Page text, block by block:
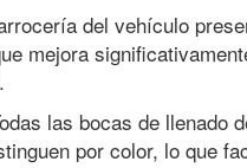
del vehículo
mejora
las bocas de llenado
por color, lo que